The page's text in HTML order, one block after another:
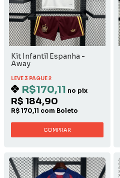
Kit Infantil Espanha -
Away
LEVE 3 PAGUE 2
R$170,11 no pix
R$ 184,90
R$ 170,11 com Boleto
COMPRAR